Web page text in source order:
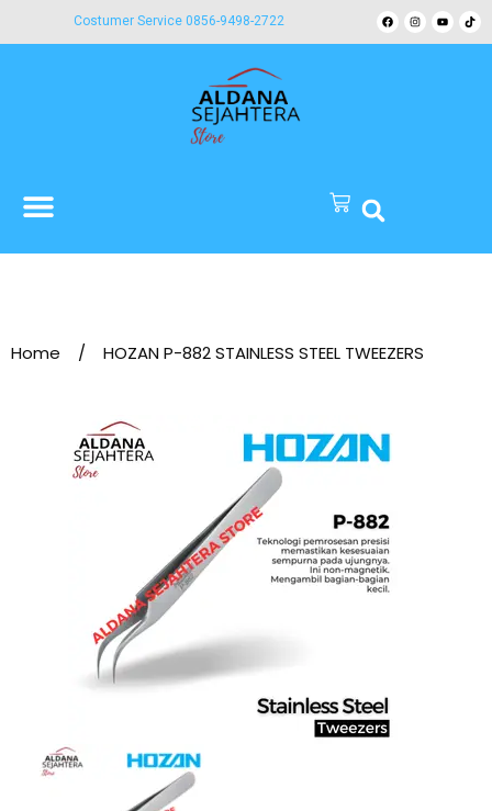
Costumer Service 0856-9498-2722
Home / HOZAN P-882 STAINLESS STEEL TWEEZERS